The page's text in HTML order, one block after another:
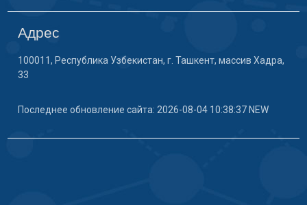
Адрес
100011, Республика Узбекистан, г. Ташкент, массив Хадра,
33
Последнее обновление сайта: 2026-08-04 10:38:37 NEW